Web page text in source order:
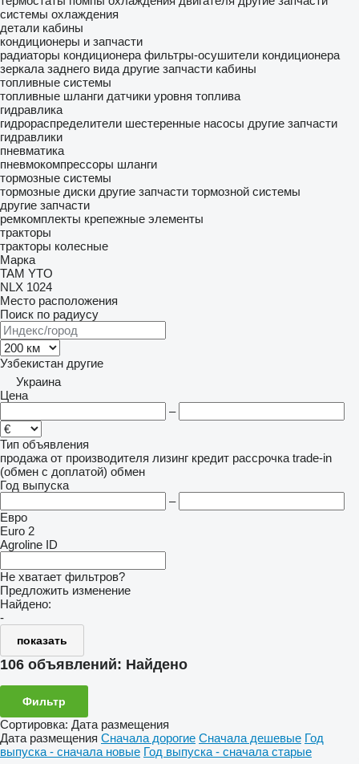
системы охлаждения
детали кабины
кондиционеры и запчасти
радиаторы кондиционера фильтры-осушители кондиционера
зеркала заднего вида другие запчасти кабины
топливные системы
топливные шланги датчики уровня топлива
гидравлика
гидрораспределители шестеренные насосы другие запчасти
гидравлики
пневматика
пневмокомпрессоры шланги
тормозные системы
тормозные диски другие запчасти тормозной системы
другие запчасти
ремкомплекты крепежные элементы
тракторы
тракторы колесные
Марка
TAM YTO
NLX 1024
Место расположения
Поиск по радиусу
Узбекистан другие
Украина
Цена
–
Тип объявления
продажа от производителя лизинг кредит рассрочка trade-in
(обмен с доплатой) обмен
Год выпуска
–
Евро
Euro 2
Agroline ID
Не хватает фильтров?
Предложить изменение
Найдено:
-
показать
106 объявлений: Найдено
Фильтр
Сортировка: Дата размещения
Дата размещения Сначала дорогие Сначала дешевые Год
выпуска - сначала новые Год выпуска - сначала старые